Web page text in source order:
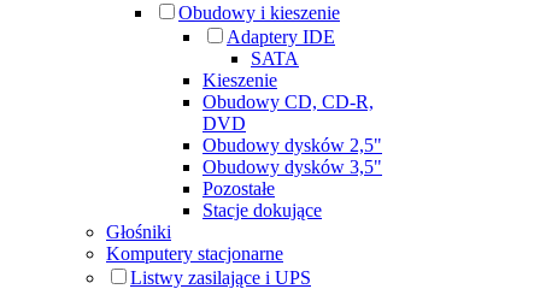
Obudowy i kieszenie
Adaptery IDE
SATA
Kieszenie
Obudowy CD, CD-R,
DVD
Obudowy dysków 2,5"
Obudowy dysków 3,5"
Pozostałe
Stacje dokujące
Głośniki
Komputery stacjonarne
Listwy zasilające i UPS